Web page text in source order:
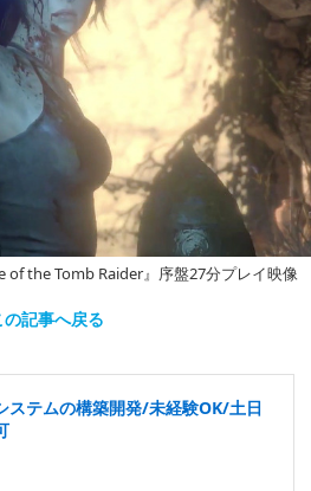
of the Tomb Raider』序盤27分プレイ映像
の記事へ戻る
ステムの構築開発/未経験OK/土日